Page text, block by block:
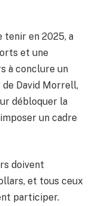
tenir en 2025, a
et une
à conclure un
David Morrell,
débloquer la
un cadre
doivent
et tous ceux
participer.